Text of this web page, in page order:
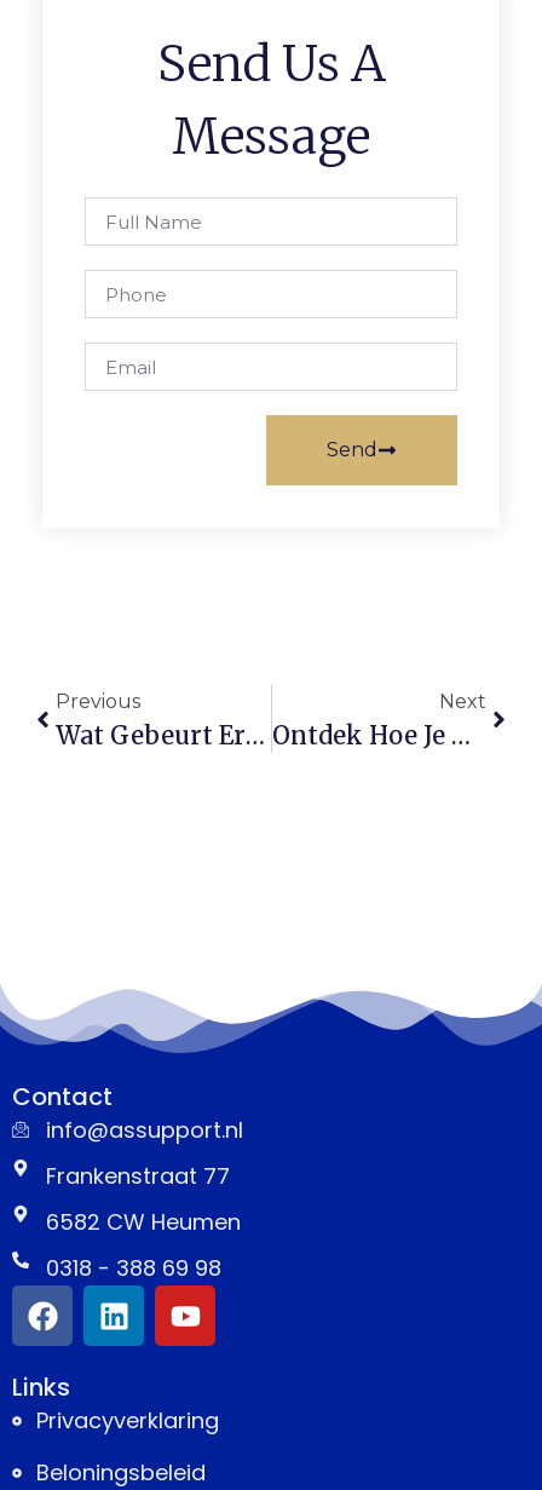
Send Us A
Message
Send
Previous
Wat Gebeurt Er Financieel Als Een Ondernemer Overlijdt?
Next
Ontdek Hoe Je Met Energiebespaarleningen Kunt Besparen
Contact
info@assupport.nl
Frankenstraat 77
6582 CW Heumen
0318 - 388 69 98
Links
Privacyverklaring
Beloningsbeleid